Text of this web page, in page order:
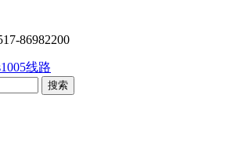
86982200
线路